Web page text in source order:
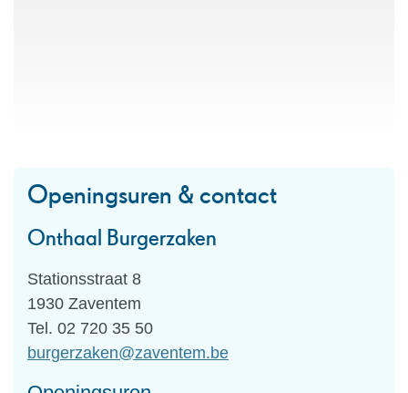
Openingsuren & contact
Onthaal Burgerzaken
Adres
Stationsstraat 8
,1930 Zaventem
Tel. 02 720 35 50
E-
burgerzaken@zaventem.be